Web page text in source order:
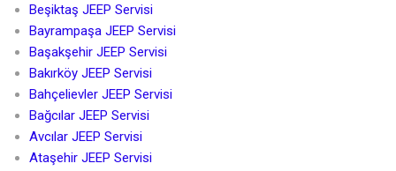
Beşiktaş JEEP Servisi
Bayrampaşa JEEP Servisi
Başakşehir JEEP Servisi
Bakırköy JEEP Servisi
Bahçelievler JEEP Servisi
Bağcılar JEEP Servisi
Avcılar JEEP Servisi
Ataşehir JEEP Servisi